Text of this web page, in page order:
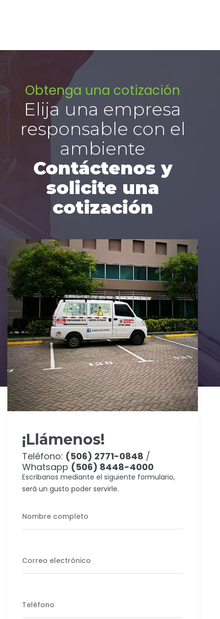
Obtenga una cotización
Elija una empresa
responsable con el
ambiente
Contáctenos y
solicite una
cotización
¡Llámenos!
Teléfono: (506) 2771-0848 /
Whatsapp (506) 8448-4000
Escribanos mediante el siguiente formulario,
será un gusto poder servirle.